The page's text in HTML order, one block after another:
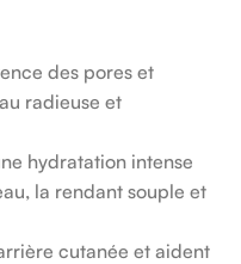
des pores et
radieuse et
hydratation intense
la rendant souple et
cutanée et aident